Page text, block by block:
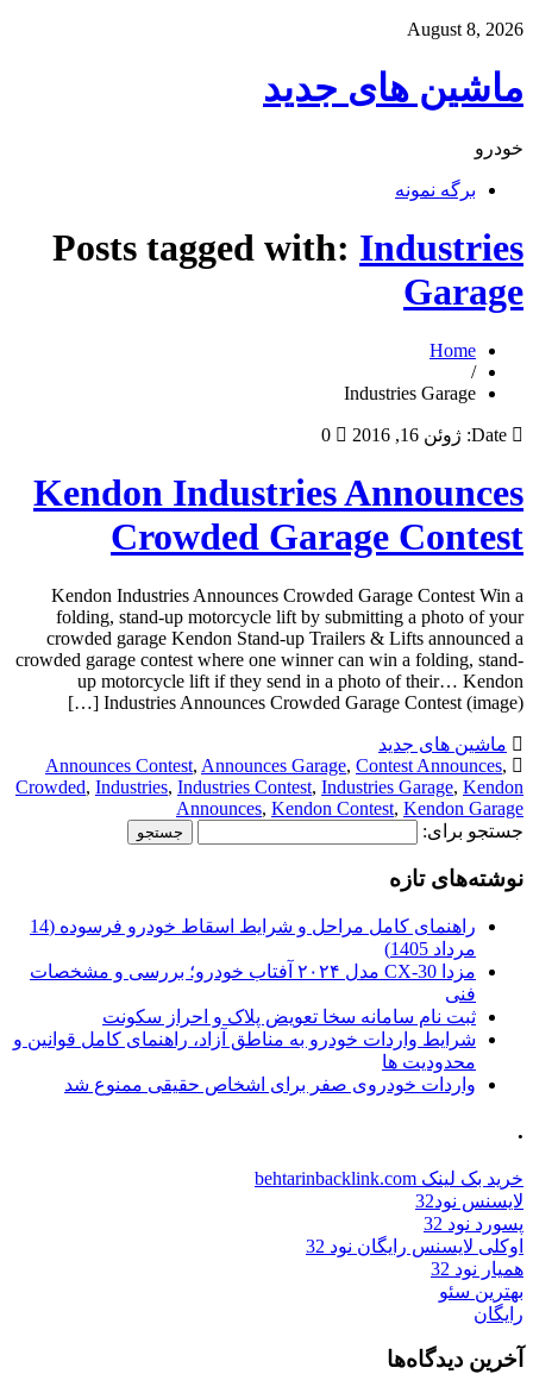
August 8, 2026
ماشین های جدید
خودرو
برگه نمونه
Posts tagged with: Industries
Garage
Home
/
Industries Garage
Date: ژوئن 16, 2016 0
Kendon Industries Announces
Crowded Garage Contest
Kendon Industries Announces Crowded Garage Contest Win a
folding, stand-up motorcycle lift by submitting a photo of your
crowded garage Kendon Stand-up Trailers & Lifts announced a
crowded garage contest where one winner can win a folding, stand-
up motorcycle lift if they send in a photo of their… Kendon
Industries Announces Crowded Garage Contest (image) […]
ماشین های جدید
Announces Contest, Announces Garage, Contest Announces,
Crowded, Industries, Industries Contest, Industries Garage, Kendon
Announces, Kendon Contest, Kendon Garage
جستجو برای:
نوشته‌های تازه
راهنمای کامل مراحل و شرایط اسقاط خودرو فرسوده (14
مرداد 1405)
مزدا CX-30 مدل ۲۰۲۴ آفتاب خودرو؛ بررسی و مشخصات
فنی
ثبت نام سامانه سخا تعویض پلاک و احراز سکونت
شرایط واردات خودرو به مناطق آزاد، راهنمای کامل قوانین و
محدودیت ها
واردات خودروی صفر برای اشخاص حقیقی ممنوع شد
.
خرید بک لینک behtarinbacklink.com
لایسنس نود32
پسورد نود 32
اوکلی لایسنس رایگان نود 32
همیار نود 32
بهترین سئو
رایگان
آخرین دیدگاه‌ها